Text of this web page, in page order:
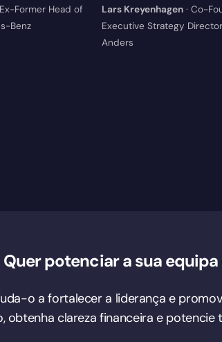
Ex-Former Head of
Benz
Lars Kreyenhagen · Co-
Executive Strategy
Anders
Quer potenciar a sua
o a fortalecer a liderança e
obtenha clareza financeira e